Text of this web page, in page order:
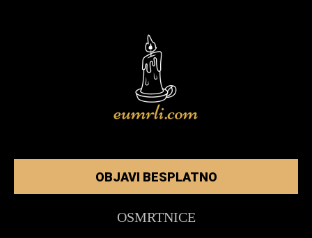
OBJAVI BESPLATNO
OSMRTNICE